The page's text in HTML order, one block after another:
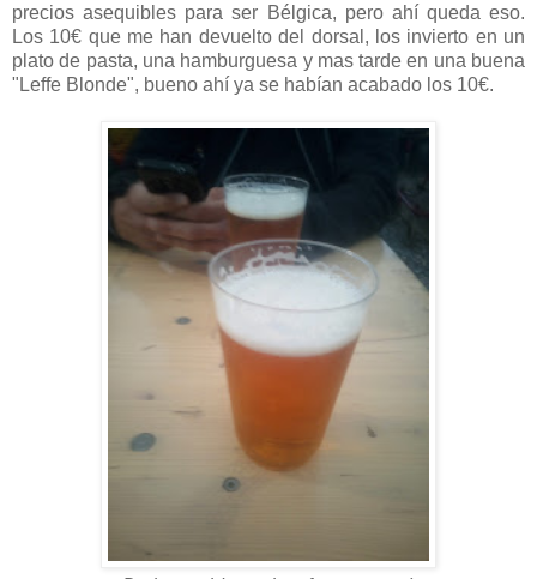
precios asequibles para ser Bélgica, pero ahí queda eso.
Los 10€ que me han devuelto del dorsal, los invierto en un
plato de pasta, una hamburguesa y mas tarde en una buena
"Leffe Blonde", bueno ahí ya se habían acabado los 10€.